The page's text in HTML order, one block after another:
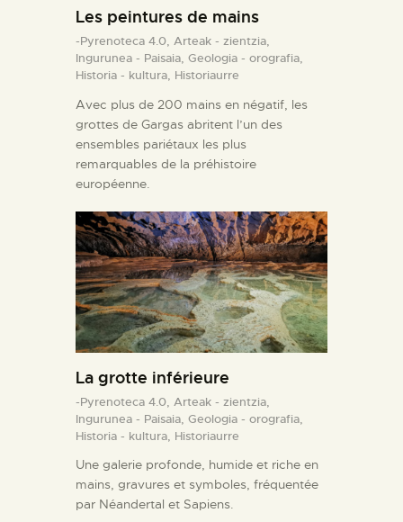
Les peintures de mains
-Pyrenoteca 4.0, Arteak - zientzia,
Ingurunea - Paisaia, Geologia - orografia,
Historia - kultura, Historiaurre
Avec plus de 200 mains en négatif, les
grottes de Gargas abritent l’un des
ensembles pariétaux les plus
remarquables de la préhistoire
européenne.
La grotte inférieure
-Pyrenoteca 4.0, Arteak - zientzia,
Ingurunea - Paisaia, Geologia - orografia,
Historia - kultura, Historiaurre
Une galerie profonde, humide et riche en
mains, gravures et symboles, fréquentée
par Néandertal et Sapiens.